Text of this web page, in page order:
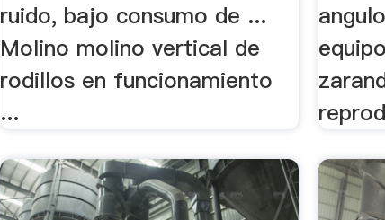
ruido, bajo consumo de ...
Molino molino vertical de
rodillos en funcionamiento
...